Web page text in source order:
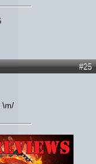
#25
\m/